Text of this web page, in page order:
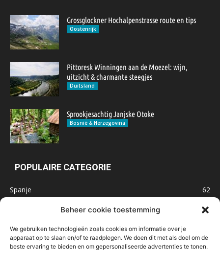
Beheer cookie toestemming
We gebruiken technologieën zoals cookies om informatie over je
apparaat op te slaan en/of te raadplegen. We doen dit met als doel om de
beste ervaring te bieden en om gepersonaliseerde advertenties te tonen.
Grossglockner Hochalpenstrasse route en tips
Oostenrijk
Pittoresk Winningen aan de Moezel: wijn,
uitzicht & charmante steegjes
Duitsland
Sprookjesachtig Janjske Otoke
Bosnië & Herzegovina
POPULAIRE CATEGORIE
Spanje
62
47
Marokko
32
IJsland
32